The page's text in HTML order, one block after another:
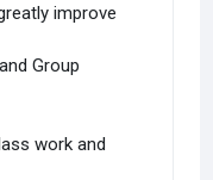
improve
Group
work and